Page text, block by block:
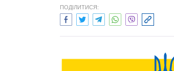
ПОДІЛИТИСЯ: